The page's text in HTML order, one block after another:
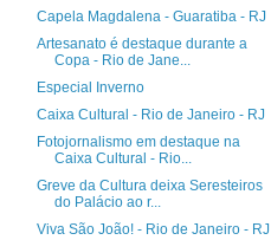
Capela Magdalena - Guaratiba - RJ
Artesanato é destaque durante a
Copa - Rio de Jane...
Especial Inverno
Caixa Cultural - Rio de Janeiro - RJ
Fotojornalismo em destaque na
Caixa Cultural - Rio...
Greve da Cultura deixa Seresteiros
do Palácio ao r...
Viva São João! - Rio de Janeiro - RJ